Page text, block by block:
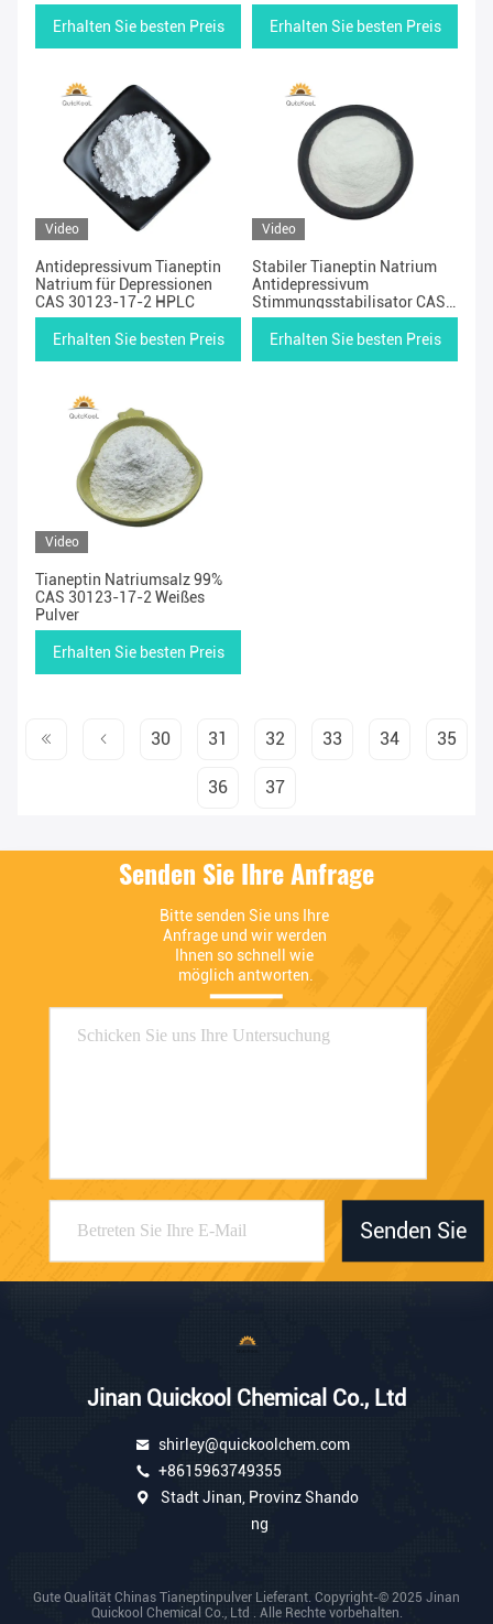
Erhalten Sie besten Preis Erhalten Sie besten Preis
Video
Antidepressivum Tianeptin
Natrium für Depressionen
CAS 30123-17-2 HPLC
Erhalten Sie besten Preis
Video
Stabiler Tianeptin Natrium
Antidepressivum
Stimmungsstabilisator CAS
30123-17-2
Erhalten Sie besten Preis
Video
Tianeptin Natriumsalz 99%
CAS 30123-17-2 Weißes
Pulver
Erhalten Sie besten Preis
30 31 32 33 34 35
36 37
Senden Sie Ihre Anfrage
Bitte senden Sie uns Ihre
Anfrage und wir werden
Ihnen so schnell wie
möglich antworten.
Senden Sie
Jinan Quickool Chemical Co., Ltd
shirley@quickoolchem.com
+8615963749355
Stadt Jinan, Provinz Shando
ng
Gute Qualität Chinas Tianeptinpulver Lieferant. Copyright-© 2025 Jinan
Quickool Chemical Co., Ltd . Alle Rechte vorbehalten.